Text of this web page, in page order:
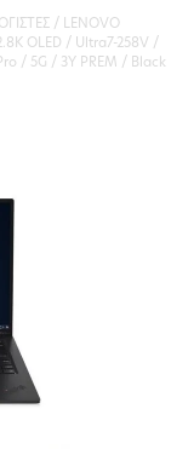
/ LENOVO
OLED / Ultra7-258V /
/ 5G / 3Y PREM / Black